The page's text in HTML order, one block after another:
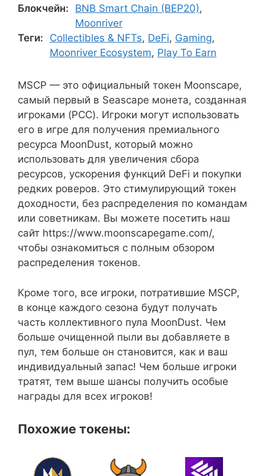
Блокчейн: BNB Smart Chain (BEP20),
Moonriver
Теги:
Collectibles & NFTs, DeFi, Gaming,
Moonriver Ecosystem, Play To Earn
MSCP — это официальный токен Moonscape,
самый первый в Seascape монета, созданная
игроками (PCC). Игроки могут использовать
его в игре для получения премиального
ресурса MoonDust, который можно
использовать для увеличения сбора
ресурсов, ускорения функций DeFi и покупки
редких роверов. Это стимулирующий токен
доходности, без распределения по командам
или советникам. Вы можете посетить наш
сайт https://www.moonscapegame.com/,
чтобы ознакомиться с полным обзором
распределения токенов.
Кроме того, все игроки, потратившие MSCP,
в конце каждого сезона будут получать
часть коллективного пула MoonDust. Чем
больше очищенной пыли вы добавляете в
пул, тем больше он становится, как и ваш
индивидуальный запас! Чем больше игроки
тратят, тем выше шансы получить особые
награды для всех игроков!
Похожие токены: